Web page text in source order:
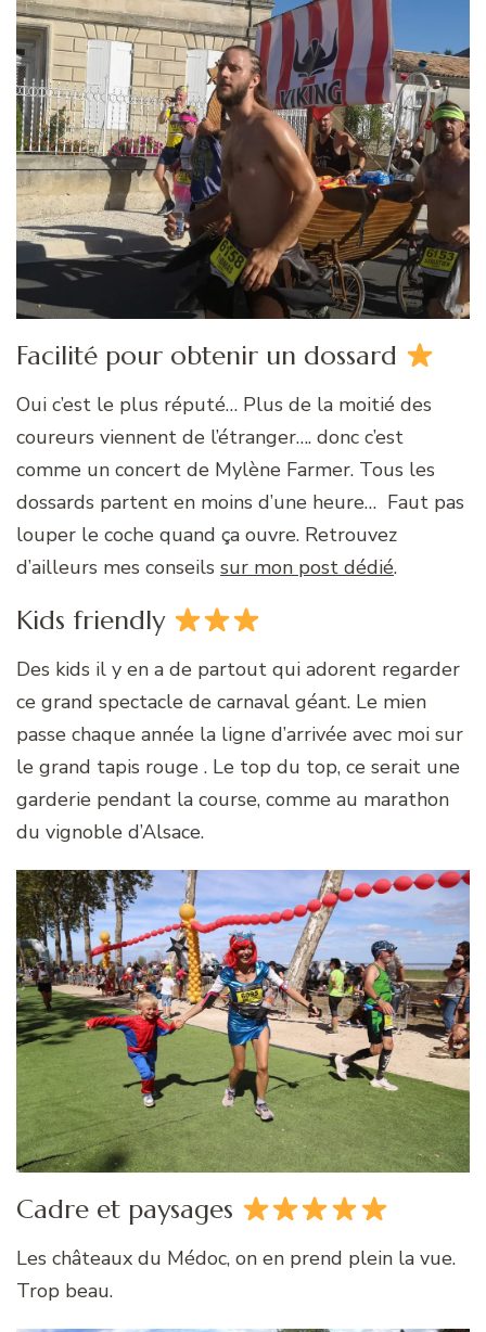
Facilité pour obtenir un dossard
Oui c’est le plus réputé… Plus de la moitié des
coureurs viennent de l’étranger…. donc c’est
comme un concert de Mylène Farmer. Tous les
dossards partent en moins d’une heure… Faut pas
louper le coche quand ça ouvre. Retrouvez
d’ailleurs mes conseils sur mon post dédié.
Kids friendly
Des kids il y en a de partout qui adorent regarder
ce grand spectacle de carnaval géant. Le mien
passe chaque année la ligne d’arrivée avec moi sur
le grand tapis rouge . Le top du top, ce serait une
garderie pendant la course, comme au marathon
du vignoble d’Alsace.
Cadre et paysages
Les châteaux du Médoc, on en prend plein la vue.
Trop beau.